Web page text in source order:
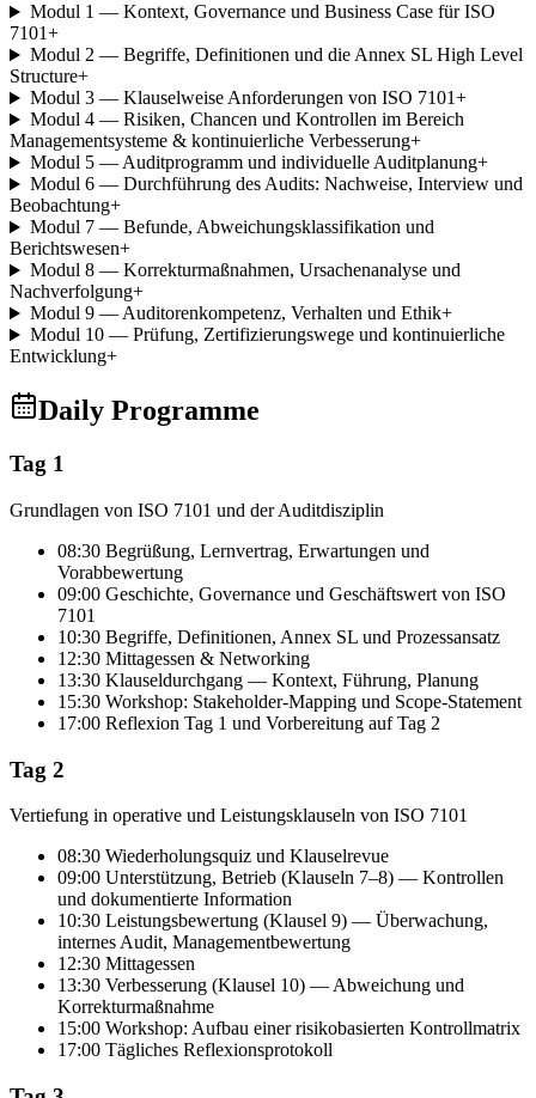
Modul 1 — Kontext, Governance und Business Case für ISO
7101+
Modul 2 — Begriffe, Definitionen und die Annex SL High Level
Structure+
Modul 3 — Klauselweise Anforderungen von ISO 7101+
Modul 4 — Risiken, Chancen und Kontrollen im Bereich
Managementsysteme & kontinuierliche Verbesserung+
Modul 5 — Auditprogramm und individuelle Auditplanung+
Modul 6 — Durchführung des Audits: Nachweise, Interview und
Beobachtung+
Modul 7 — Befunde, Abweichungsklassifikation und
Berichtswesen+
Modul 8 — Korrekturmaßnahmen, Ursachenanalyse und
Nachverfolgung+
Modul 9 — Auditorenkompetenz, Verhalten und Ethik+
Modul 10 — Prüfung, Zertifizierungswege und kontinuierliche
Entwicklung+
Daily Programme
Tag 1
Grundlagen von ISO 7101 und der Auditdisziplin
08:30 Begrüßung, Lernvertrag, Erwartungen und
Vorabbewertung
09:00 Geschichte, Governance und Geschäftswert von ISO
7101
10:30 Begriffe, Definitionen, Annex SL und Prozessansatz
12:30 Mittagessen & Networking
13:30 Klauseldurchgang — Kontext, Führung, Planung
15:30 Workshop: Stakeholder-Mapping und Scope-Statement
17:00 Reflexion Tag 1 und Vorbereitung auf Tag 2
Tag 2
Vertiefung in operative und Leistungsklauseln von ISO 7101
08:30 Wiederholungsquiz und Klauselrevue
09:00 Unterstützung, Betrieb (Klauseln 7–8) — Kontrollen
und dokumentierte Information
10:30 Leistungsbewertung (Klausel 9) — Überwachung,
internes Audit, Managementbewertung
12:30 Mittagessen
13:30 Verbesserung (Klausel 10) — Abweichung und
Korrekturmaßnahme
15:00 Workshop: Aufbau einer risikobasierten Kontrollmatrix
17:00 Tägliches Reflexionsprotokoll